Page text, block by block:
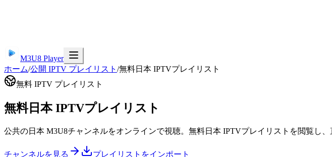
M3U8 Player
ホーム/公開 IPTV プレイリスト /無料日本 IPTVプレイリスト
無料 IPTV プレイリスト
無料日本 IPTVプレイリスト
公共の日本 M3U8チャンネルをオンラインで視聴。無料日本 IPTVプレイリストを閲覧し
チャンネルを見る プレイリストをインポート